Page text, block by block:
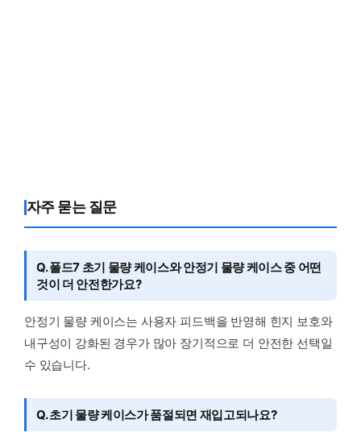
자주 묻는 질문
Q. 폴드7 초기 물량 케이스와 안정기 물량 케이스 중 어떤
것이 더 안전한가요?
안정기 물량 케이스는 사용자 피드백을 반영해 힌지 보호와
내구성이 강화된 경우가 많아 장기적으로 더 안전한 선택일
수 있습니다.
Q. 초기 물량 케이스가 품절되면 재입고되나요?